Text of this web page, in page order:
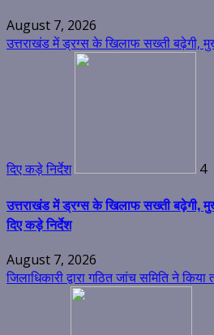
August 7, 2026
उत्तराखंड में ड्रग्स के खिलाफ सख्ती बढ़ेगी,
दिए कड़े निर्देश 4
उत्तराखंड में ड्रग्स के खिलाफ सख्ती बढ़ेगी,
दिए कड़े निर्देश
August 7, 2026
जिलाधिकारी द्वारा गठित जांच समिति ने